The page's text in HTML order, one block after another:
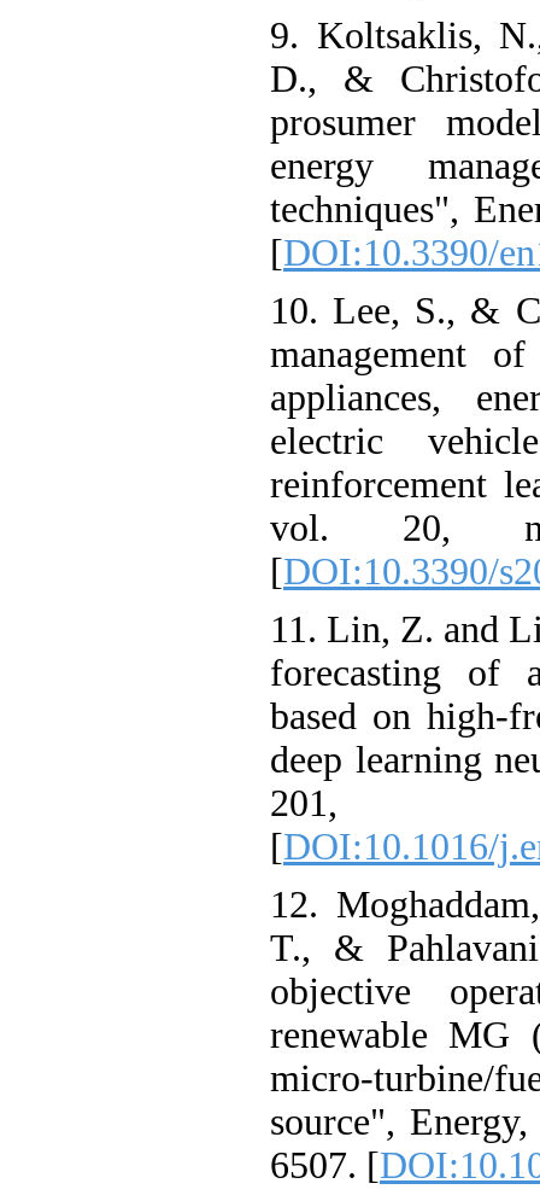
9. Koltsaklis,
D., &
prosumer
energy
techniques",
[DOI:10.3390/
10. Lee, S., &
management
appliances,
electric
reinforcement
vol. 20,
[DOI:10.3390/
11. Lin, Z.
forecasting
based on
deep learning
201,
[DOI:10.1016/
12.
T., &
objective
renewable
micro-turbine/
source",
6507. [